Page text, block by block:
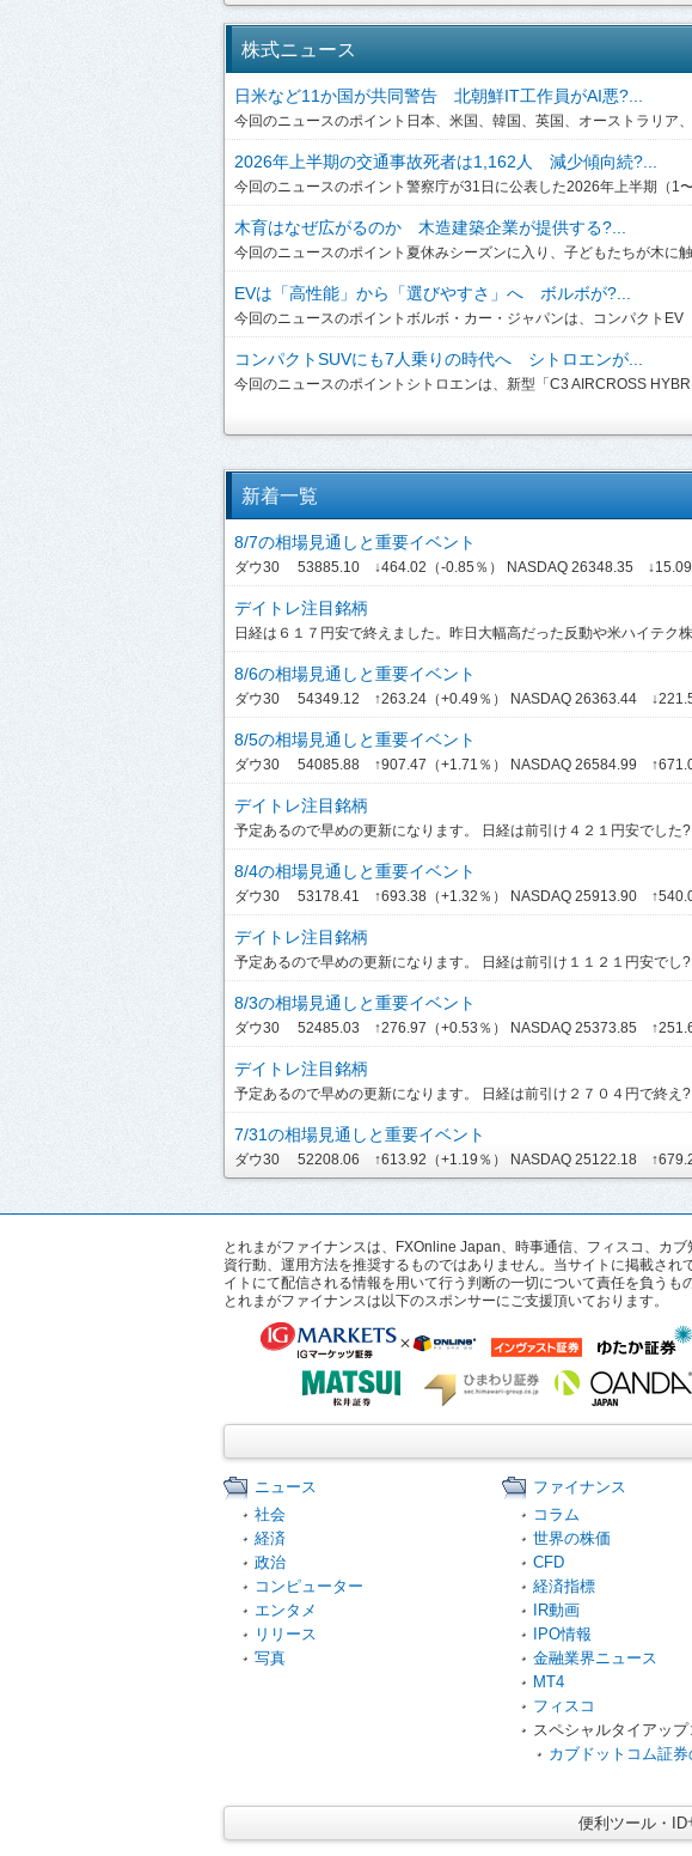
株式ニュース
日米など11か国が共同警告 北朝鮮IT工作員がAI悪?...
今回のニュースのポイント日本、米国、韓国、英国、オーストラリア、
2026年上半期の交通事故死者は1,162人 減少傾向続?...
今回のニュースのポイント警察庁が31日に公表した2026年上半期（1〜
木育はなぜ広がるのか 木造建築企業が提供する?...
今回のニュースのポイント夏休みシーズンに入り、子どもたちが木に触
EVは「高性能」から「選びやすさ」へ ボルボが?...
今回のニュースのポイントボルボ・カー・ジャパンは、コンパクトEV
コンパクトSUVにも7人乗りの時代へ シトロエンが...
今回のニュースのポイントシトロエンは、新型「C3 AIRCROSS
新着一覧
8/7の相場見通しと重要イベント
ダウ30 53885.10 ↓464.02（-0.85％） NASDAQ 26348.35 ↓15.09
デイトレ注目銘柄
日経は６１７円安で終えました。昨日大幅高だった反動や米ハイテク株
8/6の相場見通しと重要イベント
ダウ30 54349.12 ↑263.24（+0.49％） NASDAQ 26363.44
8/5の相場見通しと重要イベント
ダウ30 54085.88 ↑907.47（+1.71％） NASDAQ 26584.99
デイトレ注目銘柄
予定あるので早めの更新になります。 日経は前引け４２１円安でした?...
8/4の相場見通しと重要イベント
ダウ30 53178.41 ↑693.38（+1.32％） NASDAQ 25913.90
デイトレ注目銘柄
予定あるので早めの更新になります。 日経は前引け１１２１円安でし?...
8/3の相場見通しと重要イベント
ダウ30 52485.03 ↑276.97（+0.53％） NASDAQ 25373.85
デイトレ注目銘柄
予定あるので早めの更新になります。 日経は前引け２７０４円で終え?...
7/31の相場見通しと重要イベント
ダウ30 52208.06 ↑613.92（+1.19％） NASDAQ 25122.18
とれまがファイナンスは、FXOnline Japan、時事通信、フィスコ、カ
資行動、運用方法を推奨するものではありません。当サイトに掲載さ
イトにて配信される情報を用いて行う判断の一切について責任を負うも
とれまがファイナンスは以下のスポンサーにご支援頂いております。
ニュース
社会
経済
政治
コンピューター
エンタメ
リリース
写真
ファイナンス
コラム
世界の株価
CFD
経済指標
IR動画
IPO情報
金融業界ニュース
MT4
フィスコ
スペシャルタイアッ
カブドットコム証券
便利ツール・